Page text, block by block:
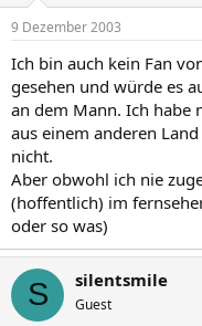
9 Dezember 2003
Ich bin auch kein Fan
gesehen und würde es
an dem Mann. Ich habe
aus einem anderen
nicht.
Aber obwohl ich nie
(hoffentlich) im
oder so was)
S silentsmile
Guest